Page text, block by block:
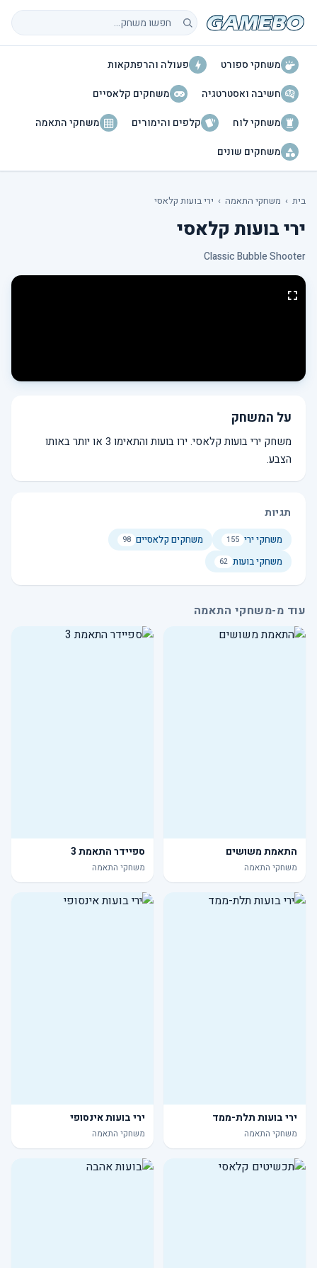
חיפוש משחקים
משחקי ספורט
פעולה והרפתקאות
חשיבה ואסטרטגיה
משחקים קלאסיים
משחקי לוח
קלפים והימורים
משחקי התאמה
משחקים שונים
בית › משחקי התאמה › ירי בועות קלאסי
ירי בועות קלאסי
Classic Bubble Shooter
על המשחק
משחק ירי בועות קלאסי. ירו בועות והתאימו 3 או יותר באותו
הצבע.
תגיות
משחקי ירי 155 משחקים קלאסיים 98
משחקי בועות 62
עוד מ-משחקי התאמה
התאמת משושים
משחקי התאמה
ספיידר התאמת 3
משחקי התאמה
ירי בועות תלת-ממד
משחקי התאמה
ירי בועות אינסופי
משחקי התאמה